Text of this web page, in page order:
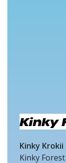
Kinky
Kinky
Kinky